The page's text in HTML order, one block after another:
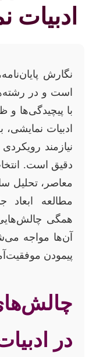
نگارش
است و در
با پیچیدگی‌ها
ادبیات
نیازمند
دقیق است.
معاصر، تحلیل
مطالعه ابعاد
همگی
آن‌ها مواجه
پیمودن
در